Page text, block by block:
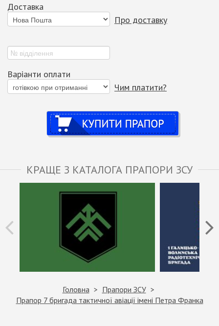
Доставка
Про доставку
Варіанти оплати
Чим платити?
Купити
КРАЩЕ З КАТАЛОГА ПРАПОРИ ЗСУ
Головна
Прапори ЗСУ
Прапор 7 бригада тактичної авіації імені Петра Франка